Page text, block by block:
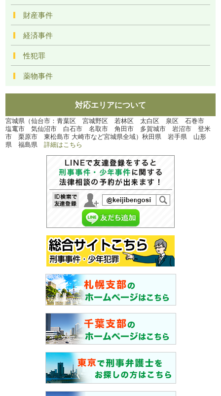
財産事件
経済事件
性犯罪
薬物事件
対応エリアについて
宮城県（仙台市：青葉区 宮城野区 若林区 太白区 泉区 石巻市
塩竃市 気仙沼市 白石市 名取市 角田市 多賀城市 岩沼市 登米
市 栗原市 東松島市 大崎市など宮城県全域）秋田県 岩手県 山形
県 福島県詳細はこちら